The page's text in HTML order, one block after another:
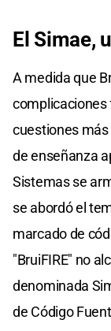
El Simae,
A medida que
complicaciones
cuestiones
de enseñanza
Sistemas se
se abordó el
marcado de
"BruiFIRE" no
denominada
de Código